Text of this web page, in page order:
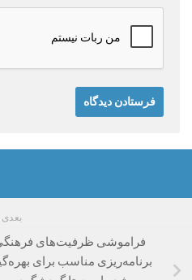
بعدی
فراموشی ظرفیت‌های فرهنگی
برنامه‌ریزی مناسب برای